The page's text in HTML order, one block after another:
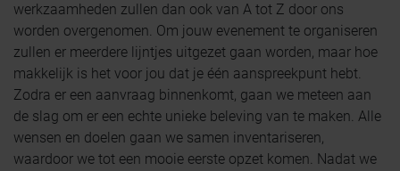
werkzaamheden zullen dan ook van A tot Z door ons
worden overgenomen. Om jouw evenement te organiseren
zullen er meerdere lijntjes uitgezet gaan worden, maar hoe
makkelijk is het voor jou dat je één aanspreekpunt hebt.
Zodra er een aanvraag binnenkomt, gaan we meteen aan
de slag om er een echte unieke beleving van te maken. Alle
wensen en doelen gaan we samen inventariseren,
waardoor we tot een mooie eerste opzet komen. Nadat we